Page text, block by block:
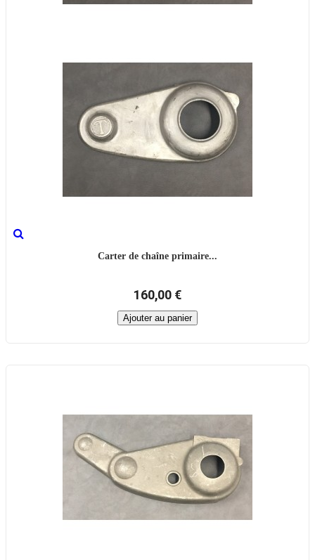
Carter de chaîne primaire...
160,00 €
Ajouter au panier